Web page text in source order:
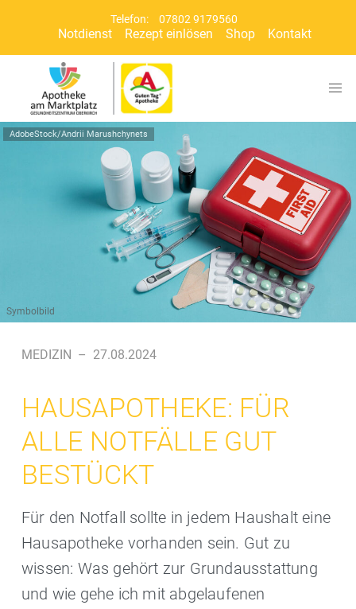
Telefon: 07802 9179560
Notdienst Rezept einlösen Shop Kontakt
AdobeStock/Andrii Marushchynets
Symbolbild
MEDIZIN – 27.08.2024
HAUSAPOTHEKE: FÜR
ALLE NOTFÄLLE GUT
BESTÜCKT
Für den Notfall sollte in jedem Haushalt eine
Hausapotheke vorhanden sein. Gut zu
wissen: Was gehört zur Grundausstattung
und wie gehe ich mit abgelaufenen